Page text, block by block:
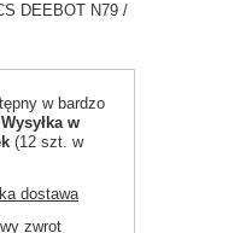
DEEBOT N79 /
w bardzo
Wysyłka w
(12 szt. w
dostawa
zwrot